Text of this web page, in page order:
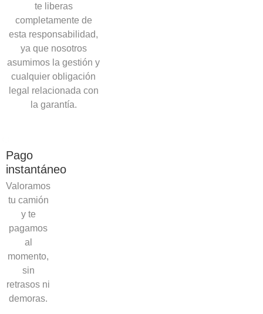
te liberas
completamente de
esta responsabilidad,
ya que nosotros
asumimos la gestión y
cualquier obligación
legal relacionada con
la garantía.
Pago
instantáneo
Valoramos
tu camión
y te
pagamos
al
momento,
sin
retrasos ni
demoras.